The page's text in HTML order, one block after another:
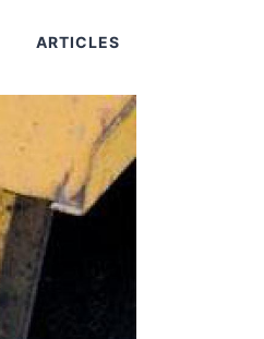
ARTICLES